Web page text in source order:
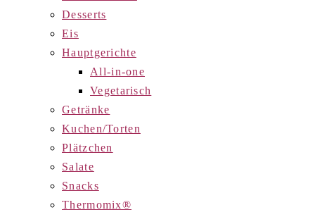
Desserts
Eis
Hauptgerichte
All-in-one
Vegetarisch
Getränke
Kuchen/Torten
Plätzchen
Salate
Snacks
Thermomix®